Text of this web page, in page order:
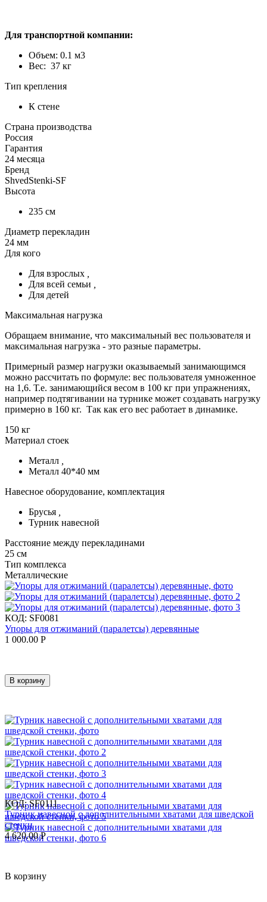
Для транспортной компании:
Объем: 0.1 м3
Вес: 37 кг
Тип крепления
К стене
Страна производства
Россия
Гарантия
24 месяца
Бренд
ShvedStenki-SF
Высота
235 см
Диаметр перекладин
24 мм
Для кого
Для взрослых
Для всей семьи
Для детей
Максимальная нагрузка
Обращаем внимание, что максимальный вес пользователя и
максимальная нагрузка - это разные параметры.
Примерный размер нагрузки оказываемый занимающимся
можно рассчитать по формуле: вес пользователя умноженное
на 1,6. Т.е. занимающийся весом в 100 кг при упражнениях,
например подтягивании на турнике может создавать нагрузку
примерно в 160 кг. Так как его вес работает в динамике.
150 кг
Материал стоек
Металл
Металл 40*40 мм
Навесное оборудование, комплектация
Брусья
Турник навесной
Расстояние между перекладинами
25 см
Тип комплекса
Металлические
КОД: SF0081
Упоры для отжиманий (паралетсы) деревянные
1 000.00 Р
В корзину
КОД: SF0111
Турник навесной c дополнительными хватами для шведской
стенки
4 620.00 Р
В корзину